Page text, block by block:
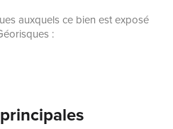
auxquels ce bien est exposé
: